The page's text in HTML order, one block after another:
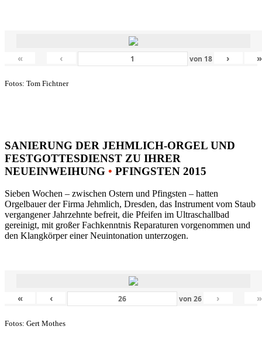
« ‹ von 18 › »
Fotos: Tom Fichtner
SANIERUNG DER JEHMLICH-ORGEL UND
FESTGOTTESDIENST ZU IHRER
NEUEINWEIHUNG • PFINGSTEN 2015
Sieben Wochen – zwischen Ostern und Pfingsten – hatten
Orgelbauer der Firma Jehmlich, Dresden, das Instrument vom Staub
vergangener Jahrzehnte befreit, die Pfeifen im Ultraschallbad
gereinigt, mit großer Fachkenntnis Reparaturen vorgenommen und
den Klangkörper einer Neuintonation unterzogen.
« ‹ von26 › »
Fotos: Gert Mothes